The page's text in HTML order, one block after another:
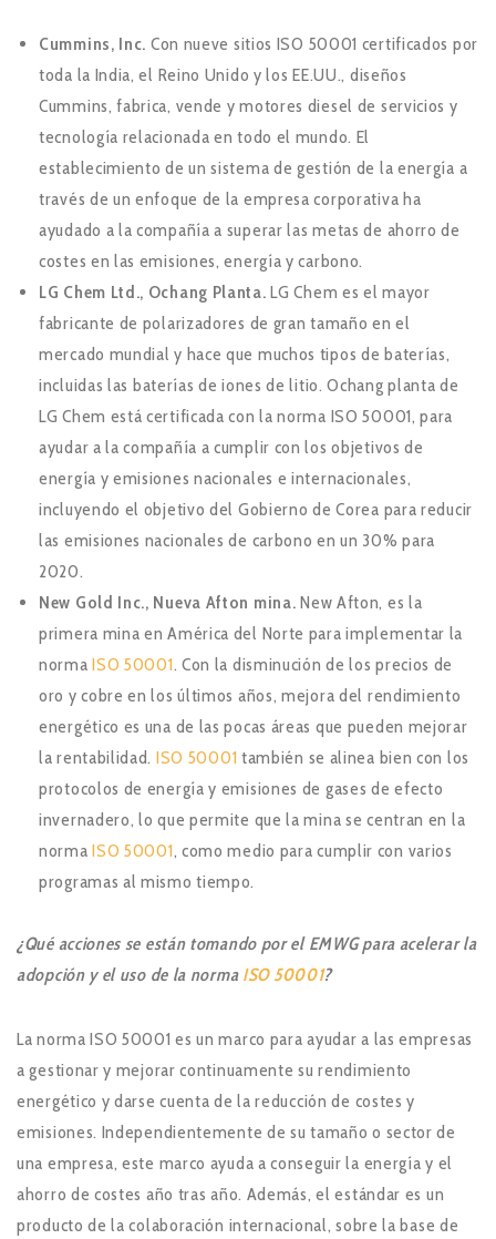
Cummins, Inc. Con nueve sitios ISO 50001 certificados por
toda la India, el Reino Unido y los EE.UU., diseños
Cummins, fabrica, vende y motores diesel de servicios y
tecnología relacionada en todo el mundo. El
establecimiento de un sistema de gestión de la energía a
través de un enfoque de la empresa corporativa ha
ayudado a la compañía a superar las metas de ahorro de
costes en las emisiones, energía y carbono.
LG Chem Ltd., Ochang Planta. LG Chem es el mayor
fabricante de polarizadores de gran tamaño en el
mercado mundial y hace que muchos tipos de baterías,
incluidas las baterías de iones de litio. Ochang planta de
LG Chem está certificada con la norma ISO 50001, para
ayudar a la compañía a cumplir con los objetivos de
energía y emisiones nacionales e internacionales,
incluyendo el objetivo del Gobierno de Corea para reducir
las emisiones nacionales de carbono en un 30% para
2020.
New Gold Inc., Nueva Afton mina. New Afton, es la
primera mina en América del Norte para implementar la
normaISO 50001. Con la disminución de los precios de
oro y cobre en los últimos años, mejora del rendimiento
energético es una de las pocas áreas que pueden mejorar
la rentabilidad. ISO 50001 también se alinea bien con los
protocolos de energía y emisiones de gases de efecto
invernadero, lo que permite que la mina se centran en la
normaISO 50001, como medio para cumplir con varios
programas al mismo tiempo.
¿Qué acciones se están tomando por el EMWG para acelerar la
adopción y el uso de la norma ISO 50001?
La norma ISO 50001 es un marco para ayudar a las empresas
a gestionar y mejorar continuamente su rendimiento
energético y darse cuenta de la reducción de costes y
emisiones. Independientemente de su tamaño o sector de
una empresa, este marco ayuda a conseguir la energía y el
ahorro de costes año tras año. Además, el estándar es un
producto de la colaboración internacional, sobre la base de